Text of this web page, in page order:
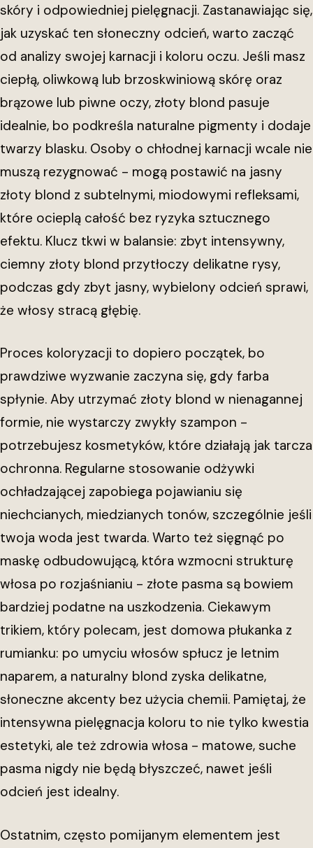
skóry i odpowiedniej pielęgnacji. Zastanawiając się,
jak uzyskać ten słoneczny odcień, warto zacząć
od analizy swojej karnacji i koloru oczu. Jeśli masz
ciepłą, oliwkową lub brzoskwiniową skórę oraz
brązowe lub piwne oczy, złoty blond pasuje
idealnie, bo podkreśla naturalne pigmenty i dodaje
twarzy blasku. Osoby o chłodnej karnacji wcale nie
muszą rezygnować - mogą postawić na jasny
złoty blond z subtelnymi, miodowymi refleksami,
które ocieplą całość bez ryzyka sztucznego
efektu. Klucz tkwi w balansie: zbyt intensywny,
ciemny złoty blond przytłoczy delikatne rysy,
podczas gdy zbyt jasny, wybielony odcień sprawi,
że włosy stracą głębię.
Proces koloryzacji to dopiero początek, bo
prawdziwe wyzwanie zaczyna się, gdy farba
spłynie. Aby utrzymać złoty blond w nienagannej
formie, nie wystarczy zwykły szampon -
potrzebujesz kosmetyków, które działają jak tarcza
ochronna. Regularne stosowanie odżywki
ochładzającej zapobiega pojawianiu się
niechcianych, miedzianych tonów, szczególnie jeśli
twoja woda jest twarda. Warto też sięgnąć po
maskę odbudowującą, która wzmocni strukturę
włosa po rozjaśnianiu - złote pasma są bowiem
bardziej podatne na uszkodzenia. Ciekawym
trikiem, który polecam, jest domowa płukanka z
rumianku: po umyciu włosów spłucz je letnim
naparem, a naturalny blond zyska delikatne,
słoneczne akcenty bez użycia chemii. Pamiętaj, że
intensywna pielęgnacja koloru to nie tylko kwestia
estetyki, ale też zdrowia włosa - matowe, suche
pasma nigdy nie będą błyszczeć, nawet jeśli
odcień jest idealny.
Ostatnim, często pomijanym elementem jest